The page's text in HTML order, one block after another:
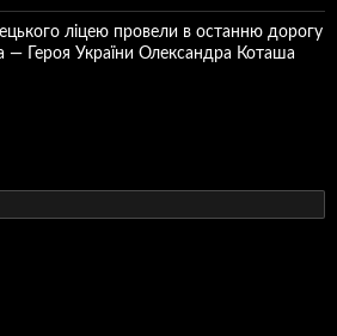
ліцею провели в останню дорогу
— Героя України Олександра Коташа